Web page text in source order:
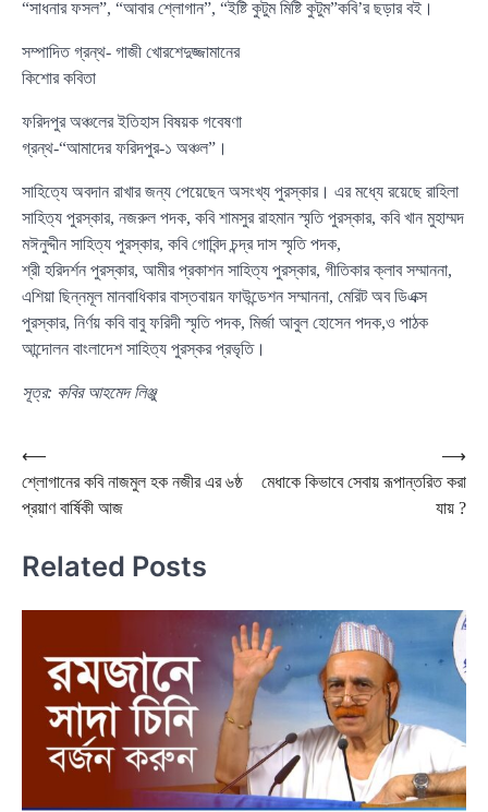
“সাধনার ফসল”, “আবার শ্লোগান”, “ইষ্টি কুটুম মিষ্টি কুটুম”কবি’র ছড়ার বই।
সম্পাদিত গ্রন্থ- গাজী খোরশেদুজ্জামানের
কিশোর কবিতা
ফরিদপুর অঞ্চলের ইতিহাস বিষয়ক গবেষণা
গ্রন্থ-“আমাদের ফরিদপুর-১ অঞ্চল”।
সাহিত্যে অবদান রাখার জন্য পেয়েছেন অসংখ্য পুরস্কার। এর মধ্যে রয়েছে রাহিলা
সাহিত্য পুরস্কার, নজরুল পদক, কবি শামসুর রাহমান স্মৃতি পুরস্কার, কবি খান মুহাম্মদ
মঈনুদ্দীন সাহিত্য পুরস্কার, কবি গোবিন্দ চন্দ্র দাস স্মৃতি পদক,
শ্রী হরিদর্শন পুরস্কার, আমীর প্রকাশন সাহিত্য পুরস্কার, গীতিকার ক্লাব সম্মাননা,
এশিয়া ছিন্নমূল মানবাধিকার বাস্তবায়ন ফাউন্ডেশন সম্মাননা, মেরিট অব ডিএক্স
পুরস্কার, নির্ণয় কবি বাবু ফরিদী স্মৃতি পদক, মির্জা আবুল হোসেন পদক,ও পাঠক
আন্দোলন বাংলাদেশ সাহিত্য পুরস্কর প্রভৃতি।
সূত্র: কবির আহমেদ লিঞ্জু
Post
navigation
⟵
শ্লোগানের কবি নাজমুল হক নজীর এর ৬ষ্ঠ
প্রয়াণ বার্ষিকী আজ
মেধাকে কিভাবে সেবায় রূপান্তরিত করা
যায় ?
⟶
Related Posts